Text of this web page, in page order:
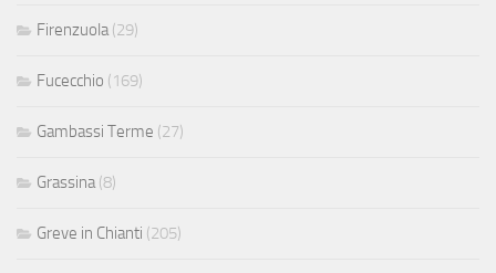
Firenzuola(29)
Fucecchio (169)
Gambassi Terme (27)
Grassina(8)
Greve in Chianti (205)